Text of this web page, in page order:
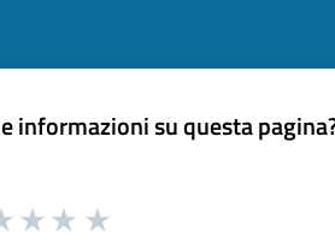
informazioni su questa